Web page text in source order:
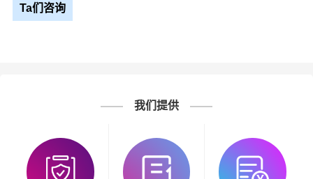
Ta们咨询
我们提供